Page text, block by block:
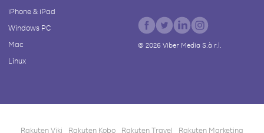
iPhone & iPad
Windows PC
Mac
Linux
© 2026Viber Media S.à r.l.
Rakuten Viki Rakuten Kobo Rakuten Travel Rakuten Marketing